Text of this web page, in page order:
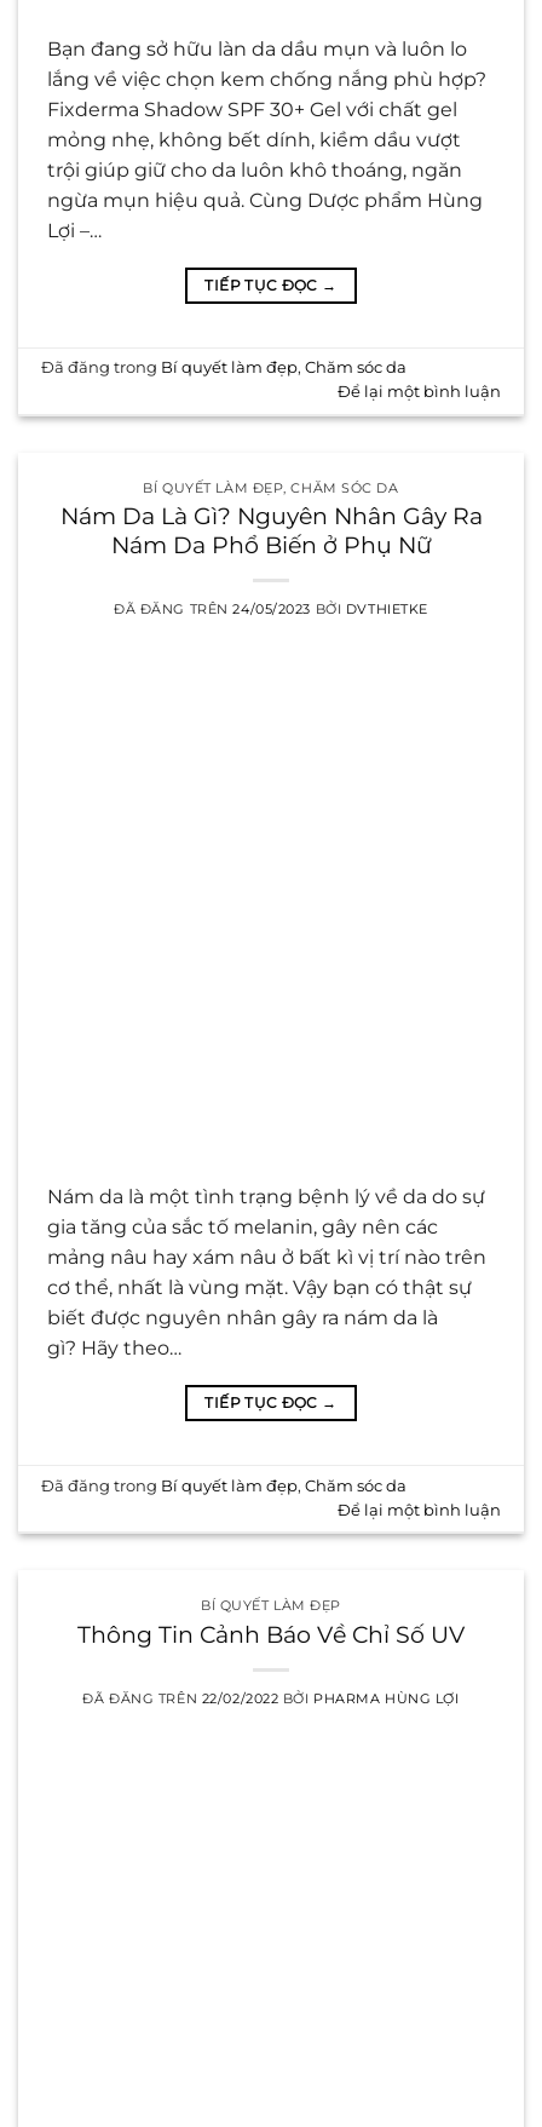
Bạn đang sở hữu làn da dầu mụn và luôn lo
lắng về việc chọn kem chống nắng phù hợp?
Fixderma Shadow SPF 30+ Gel với chất gel
mỏng nhẹ, không bết dính, kiềm dầu vượt
trội giúp giữ cho da luôn khô thoáng, ngăn
ngừa mụn hiệu quả. Cùng Dược phẩm Hùng
Lợi –…
TIẾP TỤC ĐỌC →
Đã đăng trong Bí quyết làm đẹp,Chăm sóc da
Để lại một bình luận
BÍ QUYẾT LÀM ĐẸP ,CHĂM SÓC DA
Nám Da Là Gì? Nguyên Nhân Gây Ra
Nám Da Phổ Biến ở Phụ Nữ
ĐÃ ĐĂNG TRÊN24/05/2023 BỞI DVTHIETKE
Nám da là một tình trạng bệnh lý về da do sự
gia tăng của sắc tố melanin, gây nên các
mảng nâu hay xám nâu ở bất kì vị trí nào trên
cơ thể, nhất là vùng mặt. Vậy bạn có thật sự
biết được nguyên nhân gây ra nám da là
gì? Hãy theo…
TIẾP TỤC ĐỌC →
Đã đăng trong Bí quyết làm đẹp,Chăm sóc da
Để lại một bình luận
BÍ QUYẾT LÀM ĐẸP
Thông Tin Cảnh Báo Về Chỉ Số UV
ĐÃ ĐĂNG TRÊN 22/02/2022 BỞI PHARMA HÙNG LỢI